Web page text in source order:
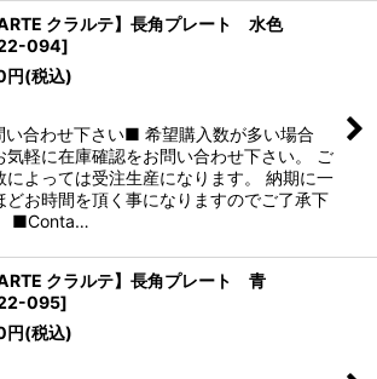
クラルテ】長角プレート 水色
094]
円(税込)
合わせ下さい■ 希望購入数が多い場合
気軽に在庫確認をお問い合わせ下さい。 ご
によっては受注生産になります。 納期に一
どお時間を頂く事になりますのでご了承下
■Conta…
クラルテ】長角プレート 青
095]
円(税込)